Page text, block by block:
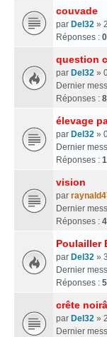
couvade
par Del32 »
Réponses : 0
question
par Del32 »
Dernier
Réponses : 8
élevage
par Del32 »
Dernier
Réponses : 1
vision
par
Dernier
Réponses : 4
Poulailler
par Del32 »
Dernier
Réponses : 5
crête
par Del32 »
Dernier